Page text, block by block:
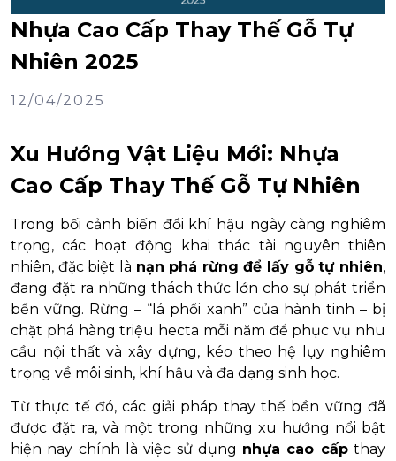
Nhựa Cao Cấp Thay Thế Gỗ Tự
Nhiên 2025
12/04/2025
Xu Hướng Vật Liệu Mới: Nhựa
Cao Cấp Thay Thế Gỗ Tự Nhiên
Trong bối cảnh biến đổi khí hậu ngày càng nghiêm
trọng, các hoạt động khai thác tài nguyên thiên
nhiên, đặc biệt là nạn phá rừng để lấy gỗ tự nhiên,
đang đặt ra những thách thức lớn cho sự phát triển
bền vững. Rừng – “lá phổi xanh” của hành tinh – bị
chặt phá hàng triệu hecta mỗi năm để phục vụ nhu
cầu nội thất và xây dựng, kéo theo hệ lụy nghiêm
trọng về môi sinh, khí hậu và đa dạng sinh học.
Từ thực tế đó, các giải pháp thay thế bền vững đã
được đặt ra, và một trong những xu hướng nổi bật
hiện nay chính là việc sử dụng nhựa cao cấpthay